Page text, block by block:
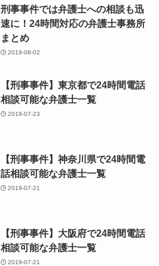
刑事事件では弁護士への相談も迅
速に！24時間対応の弁護士事務所
まとめ
2019-08-02
【刑事事件】東京都で24時間電話
相談可能な弁護士一覧
2019-07-23
【刑事事件】神奈川県で24時間電
話相談可能な弁護士一覧
2019-07-21
【刑事事件】大阪府で24時間電話
相談可能な弁護士一覧
2019-07-21